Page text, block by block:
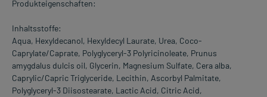
Produkteigenschaften:
Inhaltsstoffe:
Aqua, Hexyldecanol, Hexyldecyl Laurate, Urea, Coco-
Caprylate/Caprate, Polyglyceryl-3 Polyricinoleate, Prunus
amygdalus dulcis oil, Glycerin, Magnesium Sulfate, Cera alba,
Caprylic/Capric Triglyceride, Lecithin, Ascorbyl Palmitate,
Polyglyceryl-3 Diisostearate, Lactic Acid, Citric Acid,